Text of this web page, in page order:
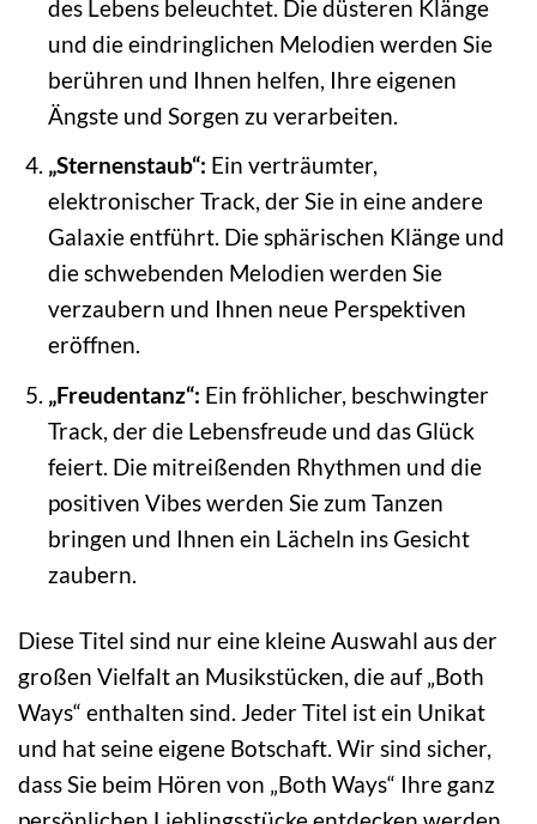
des Lebens beleuchtet. Die düsteren Klänge
und die eindringlichen Melodien werden Sie
berühren und Ihnen helfen, Ihre eigenen
Ängste und Sorgen zu verarbeiten.
„Sternenstaub“: Ein verträumter,
elektronischer Track, der Sie in eine andere
Galaxie entführt. Die sphärischen Klänge und
die schwebenden Melodien werden Sie
verzaubern und Ihnen neue Perspektiven
eröffnen.
„Freudentanz“: Ein fröhlicher, beschwingter
Track, der die Lebensfreude und das Glück
feiert. Die mitreißenden Rhythmen und die
positiven Vibes werden Sie zum Tanzen
bringen und Ihnen ein Lächeln ins Gesicht
zaubern.
Diese Titel sind nur eine kleine Auswahl aus der
großen Vielfalt an Musikstücken, die auf „Both
Ways“ enthalten sind. Jeder Titel ist ein Unikat
und hat seine eigene Botschaft. Wir sind sicher,
dass Sie beim Hören von „Both Ways“ Ihre ganz